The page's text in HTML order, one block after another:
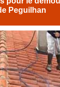
Peguilhan